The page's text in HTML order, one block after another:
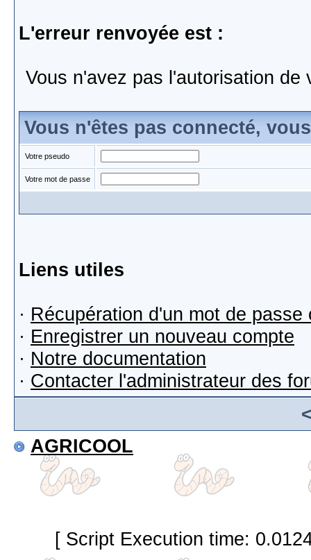
L'erreur renvoyée est :
Vous n'avez pas l'autorisation de
Vous n'êtes pas connecté,
Votre pseudo
Votre mot de passe
Liens utiles
· Récupération d'un mot de passe
· Enregistrer un nouveau compte
· Notre documentation
· Contacter l'administrateur des
AGRICOOL
[ Script Execution time: